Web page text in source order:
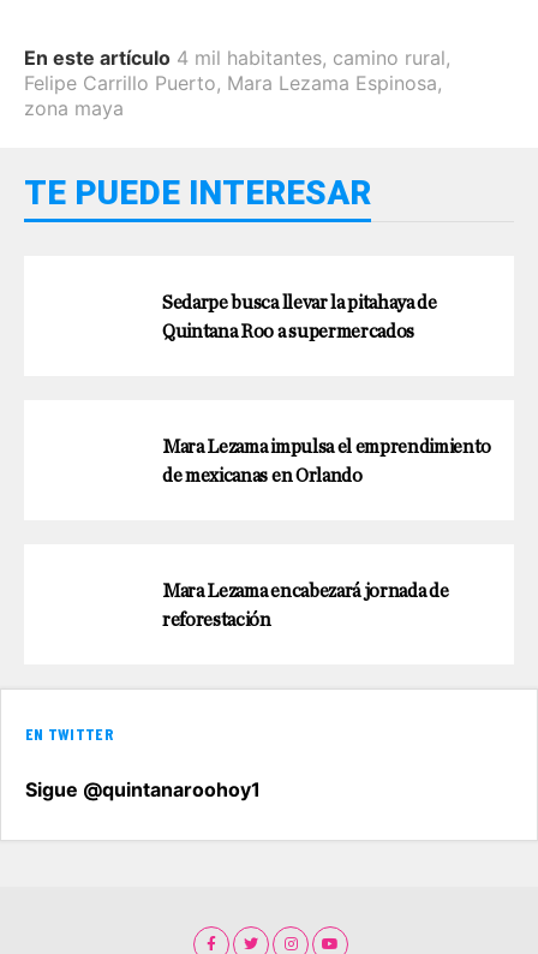
En este artículo 4 mil habitantes, camino rural,
Felipe Carrillo Puerto, Mara Lezama Espinosa,
zona maya
TE PUEDE INTERESAR
Sedarpe busca llevar la pitahaya de
Quintana Roo a supermercados
Mara Lezama impulsa el emprendimiento
de mexicanas en Orlando
Mara Lezama encabezará jornada de
reforestación
EN TWITTER
Sigue @quintanaroohoy1